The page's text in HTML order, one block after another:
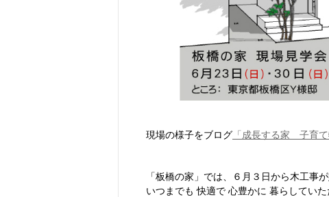
現場の様子をブログ 「成長する家 子育て
「板橋の家」では、６月３日から木工事
いつまでも 快適で 心豊かに 暮らしていた